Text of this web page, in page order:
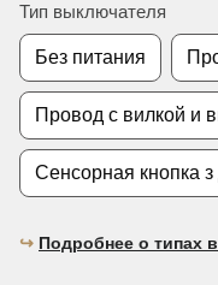
Тип выключателя
Без питания
Провод с вилкой и
Сенсорная кнопка
↪︎ Подробнее о типах